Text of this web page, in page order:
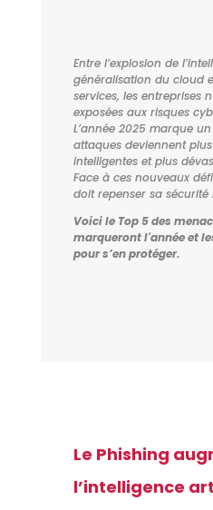
Entre l’explosion de
généralisation du cloud
services, les entreprises
exposées aux risques
L’année 2025 marque
attaques deviennent
intelligentes et plus
Face à ces nouveaux
doit repenser sa sécurité
Voici le Top 5 des
marqueront l'année et
pour s’en protéger.
Le Phishing
l’intelligence